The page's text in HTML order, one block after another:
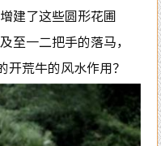
建了这些圆形花圃
至一二把手的落马，
荒牛的风水作用？